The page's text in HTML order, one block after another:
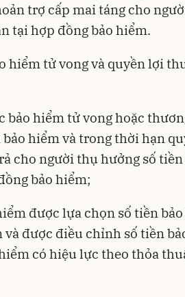
trợ cấp mai táng cho
tại hợp đồng bảo hiểm.
hiểm tử vong và quyền lợi
bảo hiểm tử vong hoặc
hiểm và trong thời hạn
cho người thụ hưởng số
bảo hiểm;
được lựa chọn số tiền
và được điều chỉnh số tiền
có hiệu lực theo thỏa